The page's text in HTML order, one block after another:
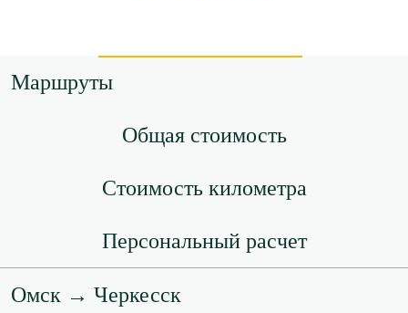
Маршруты
Общая стоимость
Стоимость километра
Персональный расчет
Омск → Черкесск